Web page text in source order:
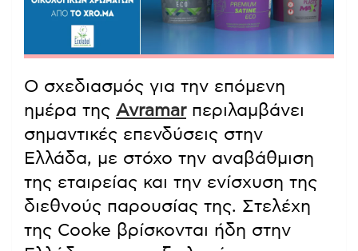
Ο σχεδιασμός για την επόμενη
ημέρα της Avramarπεριλαμβάνει
σημαντικές επενδύσεις στην
Ελλάδα, με στόχο την αναβάθμιση
της εταιρείας και την ενίσχυση της
διεθνούς παρουσίας της. Στελέχη
της Cooke βρίσκονται ήδη στην